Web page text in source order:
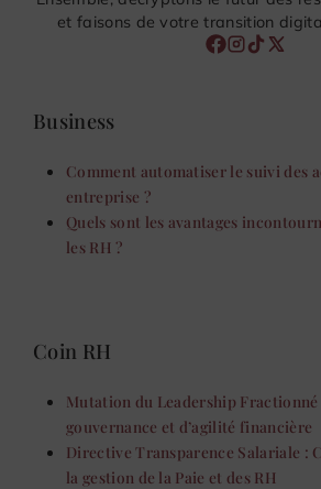
et faisons de votre transition
Business
Comment automatiser le suivi des
entreprise ?
Quels sont les avantages
les RH ?
Coin RH
Mutation du Leadership Fractionné
gouvernance et d’agilité financière
Directive Transparence Salariale :
la gestion de la Paie et des RH